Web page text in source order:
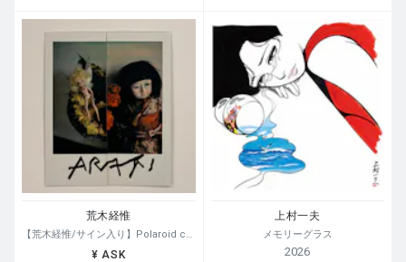
荒木経惟
¥ ASK
上村一夫
メモリーグラス
2026